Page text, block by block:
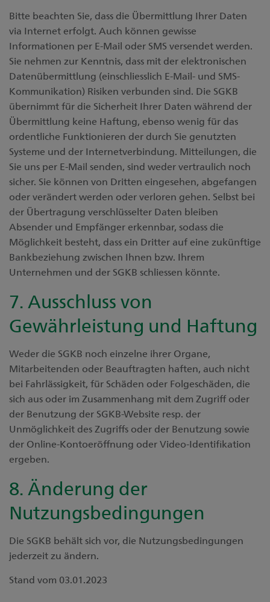
Bitte beachten Sie, dass die Übermittlung Ihrer Daten
via Internet erfolgt. Auch können gewisse
Informationen per E-Mail oder SMS versendet werden.
Sie nehmen zur Kenntnis, dass mit der elektronischen
Datenübermittlung (einschliesslich E-Mail- und SMS-
Kommunikation) Risiken verbunden sind. Die SGKB
übernimmt für die Sicherheit Ihrer Daten während der
Übermittlung keine Haftung, ebenso wenig für das
ordentliche Funktionieren der durch Sie genutzten
Systeme und der Internetverbindung. Mitteilungen, die
Sie uns per E-Mail senden, sind weder vertraulich noch
sicher. Sie können von Dritten eingesehen, abgefangen
oder verändert werden oder verloren gehen. Selbst bei
der Übertragung verschlüsselter Daten bleiben
Absender und Empfänger erkennbar, sodass die
Möglichkeit besteht, dass ein Dritter auf eine zukünftige
Bankbeziehung zwischen Ihnen bzw. Ihrem
Unternehmen und der SGKB schliessen könnte.
7. Ausschluss von
Gewährleistung und Haftung
Weder die SGKB noch einzelne ihrer Organe,
Mitarbeitenden oder Beauftragten haften, auch nicht
bei Fahrlässigkeit, für Schäden oder Folgeschäden, die
sich aus oder im Zusammenhang mit dem Zugriff oder
der Benutzung der SGKB-Website resp. der
Unmöglichkeit des Zugriffs oder der Benutzung sowie
der Online-Kontoeröffnung oder Video-Identifikation
ergeben.
8. Änderung der
Nutzungsbedingungen
Die SGKB behält sich vor, die Nutzungsbedingungen
jederzeit zu ändern.
Stand vom 03.01.2023